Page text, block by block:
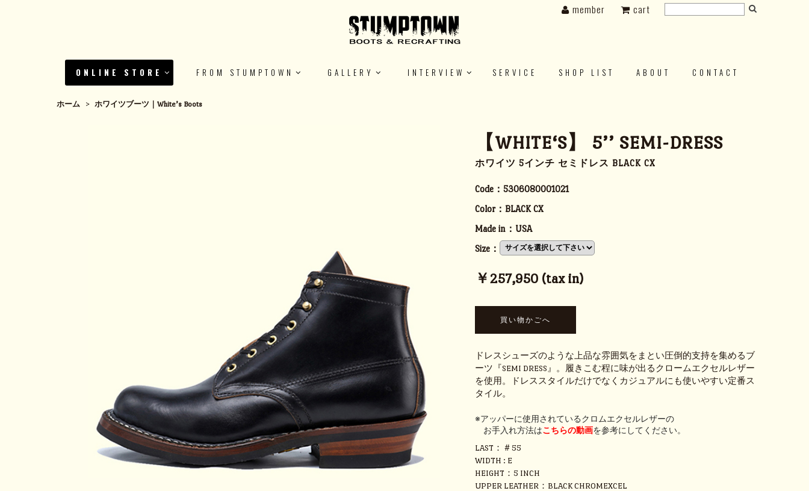
ONLINE STORE FROM STUMPTOWN GALLERY INTERVIEW SERVICE SHOP LIST ABOUT CONTACT
member cart
ホーム > ホワイツブーツ｜White’s Boots
【WHITE‘S】 5’’ SEMI-DRESS
ホワイツ 5インチ セミドレス BLACK CX
Code： 5306080001021
Color： BLACK CX
Made in： USA
Size：
￥257,950 (tax in)
ドレスシューズのような上品な雰囲気をまとい圧倒的支持を集めるブ
ーツ『SEMI DRESS』。履きこむ程に味が出るクロームエクセルレザー
を使用。ドレススタイルだけでなくカジュアルにも使いやすい定番ス
タイル。
※アッパーに使用されているクロムエクセルレザーの
お手入れ方法はこちらの動画を参考にしてください。
LAST：＃55
WIDTH : E
HEIGHT：5 INCH
UPPER LEATHER：BLACK CHROMEXCEL